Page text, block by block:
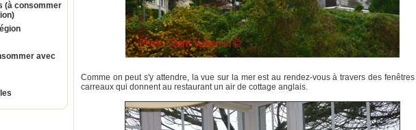
(à consommer
avec
Comme on peut s'y attendre, la vue sur la mer est au rendez-vous à travers des
carreaux qui donnent au restaurant un air de cottage anglais.